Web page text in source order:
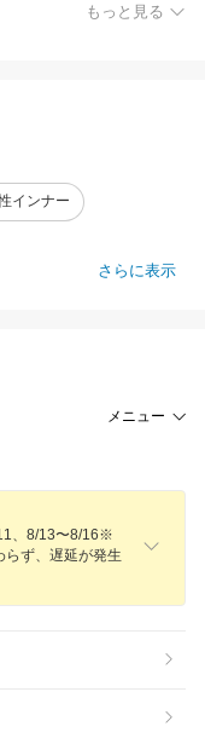
もっと見る
インナー
さらに表示
メニュー
、8/13〜8/16※
らず、遅延が発生